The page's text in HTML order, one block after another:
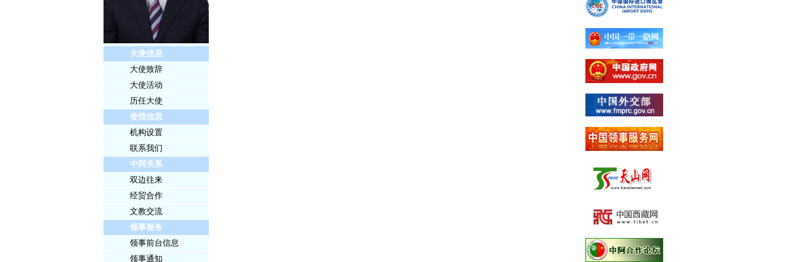
大使信息
大使致辞
大使活动
历任大使
使馆信息
机构设置
联系我们
中阿关系
双边往来
经贸合作
文教交流
领事服务
领事前台信息
领事通知